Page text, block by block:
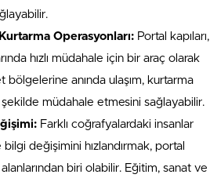
Operasyonları: Portal kapıları,
hızlı müdahale için bir araç olarak
bölgelerine anında ulaşım, kurtarma
müdahale etmesini sağlayabilir.
Farklı coğrafyalardaki insanlar
değişimini hızlandırmak, portal
alanlarından biri olabilir. Eğitim, sanat ve